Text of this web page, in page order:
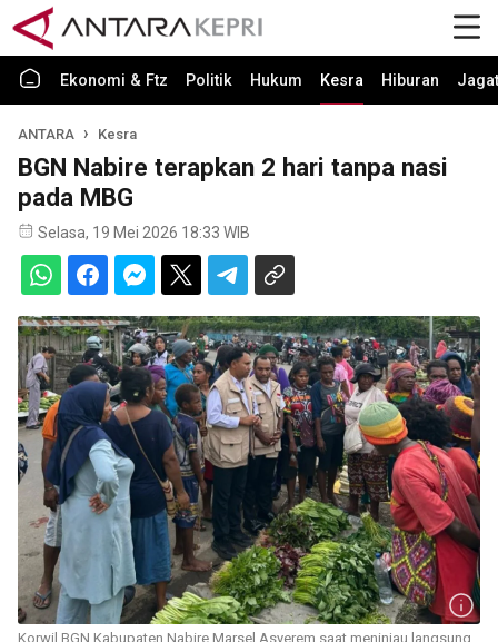
Ekonomi & Ftz Politik Hukum Kesra Hiburan Jagat
ANTARA Kesra
BGN Nabire terapkan 2 hari tanpa nasi
pada MBG
Selasa, 19 Mei 2026 18:33 WIB
Korwil BGN Kabupaten Nabire Marsel Asyerem saat meninjau langsung